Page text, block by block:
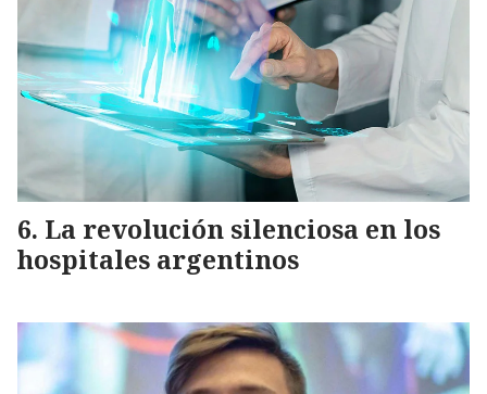
La revolución silenciosa en los
hospitales argentinos